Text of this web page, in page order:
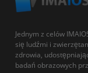
Jednym z celów
się ludźmi i
zdrowia,
badań obrazowych